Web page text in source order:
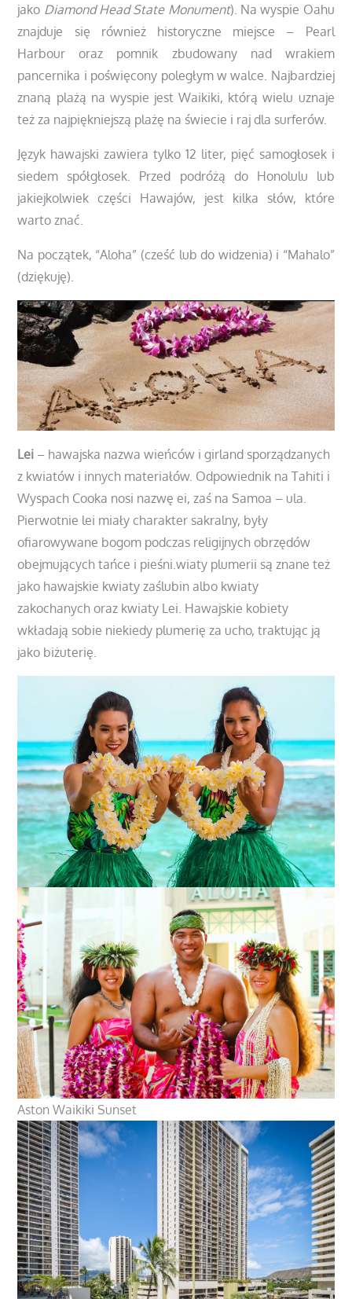
jako Diamond Head State Monument). Na wyspie Oahu
znajduje się również historyczne miejsce – Pearl
Harbour oraz pomnik zbudowany nad wrakiem
pancernika i poświęcony poległym w walce. Najbardziej
znaną plażą na wyspie jest Waikiki, którą wielu uznaje
też za najpiękniejszą plażę na świecie i raj dla surferów.
Język hawajski zawiera tylko 12 liter, pięć samogłosek i
siedem spółgłosek. Przed podróżą do Honolulu lub
jakiejkolwiek części Hawajów, jest kilka słów, które
warto znać.
Na początek, “Aloha” (cześć lub do widzenia) i “Mahalo”
(dziękuję).
Lei – hawajska nazwa wieńców i girland sporządzanych
z kwiatów i innych materiałów. Odpowiednik na Tahiti i
Wyspach Cooka nosi nazwę ei, zaś na Samoa – ula.
Pierwotnie lei miały charakter sakralny, były
ofiarowywane bogom podczas religijnych obrzędów
obejmujących tańce i pieśni.wiaty plumerii są znane też
jako hawajskie kwiaty zaślubin albo kwiaty
zakochanych oraz kwiaty Lei. Hawajskie kobiety
wkładają sobie niekiedy plumerię za ucho, traktując ją
jako biżuterię.
Aston Waikiki Sunset